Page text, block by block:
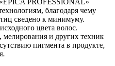
благодаря чему
сведено к минимуму.
цвета волос.
и других техник
пигмента в продукте,